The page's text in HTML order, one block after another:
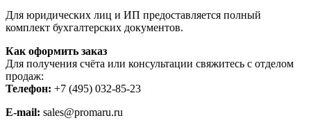
Для юридических лиц и ИП предоставляется полный
комплект бухгалтерских документов.
Как оформить заказ
Для получения счёта или консультации свяжитесь с отделом
продаж:
Телефон: +7 (495) 032-85-23
E-mail: sales@promaru.ru